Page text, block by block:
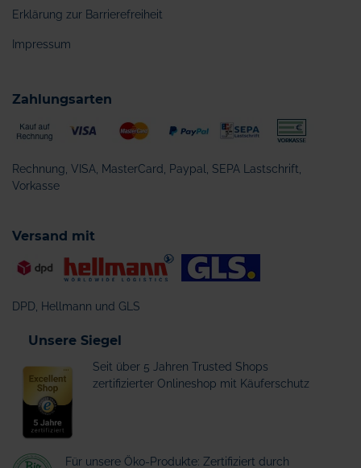
Erklärung zur Barrierefreiheit
Impressum
Zahlungsarten
Rechnung, VISA, MasterCard, Paypal, SEPA Lastschrift,
Vorkasse
Versand mit
DPD, Hellmann und GLS
Unsere Siegel
Seit über 5 Jahren Trusted Shops
zertifizierter Onlineshop mit Käuferschutz
Für unsere Öko-Produkte: Zertifiziert durch